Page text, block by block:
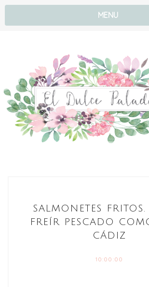
MENU
SALMONETES
FREÍR PESCADO
CÁDIZ
10:00:00